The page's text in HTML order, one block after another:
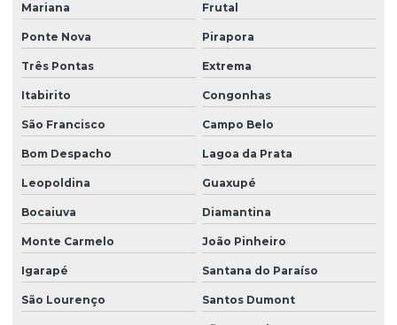
Mariana Frutal
Ponte Nova Pirapora
Três Pontas Extrema
Itabirito Congonhas
São Francisco Campo Belo
Bom Despacho Lagoa da Prata
Leopoldina Guaxupé
Bocaiuva Diamantina
Monte Carmelo João Pinheiro
Igarapé Santana do Paraíso
São Lourenço Santos Dumont